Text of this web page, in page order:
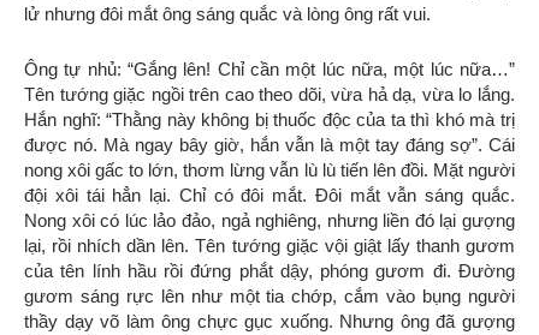
lử nhưng đôi mắt ông sáng quắc và lòng ông rất vui.
Ông tự nhủ: “Gắng lên! Chỉ cần một lúc nữa, một lúc nữa…”
Tên tướng giặc ngồi trên cao theo dõi, vừa hả dạ, vừa lo lắng.
Hắn nghĩ: “Thằng này không bị thuốc độc của ta thì khó mà trị
được nó. Mà ngay bây giờ, hắn vẫn là một tay đáng sợ”. Cái
nong xôi gấc to lớn, thơm lừng vẫn lù lù tiến lên đồi. Mặt người
đội xôi tái hẳn lại. Chỉ có đôi mắt. Đôi mắt vẫn sáng quắc.
Nong xôi có lúc lảo đảo, ngả nghiêng, nhưng liền đó lại gượng
lại, rồi nhích dần lên. Tên tướng giặc vội giật lấy thanh gươm
của tên lính hầu rồi đứng phắt dậy, phóng gươm đi. Đường
gươm sáng rực lên như một tia chớp, cắm vào bụng người
thầy dạy võ làm ông chực gục xuống. Nhưng ông đã gượng